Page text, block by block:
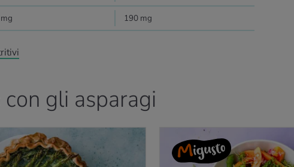
190 mg
gli asparagi